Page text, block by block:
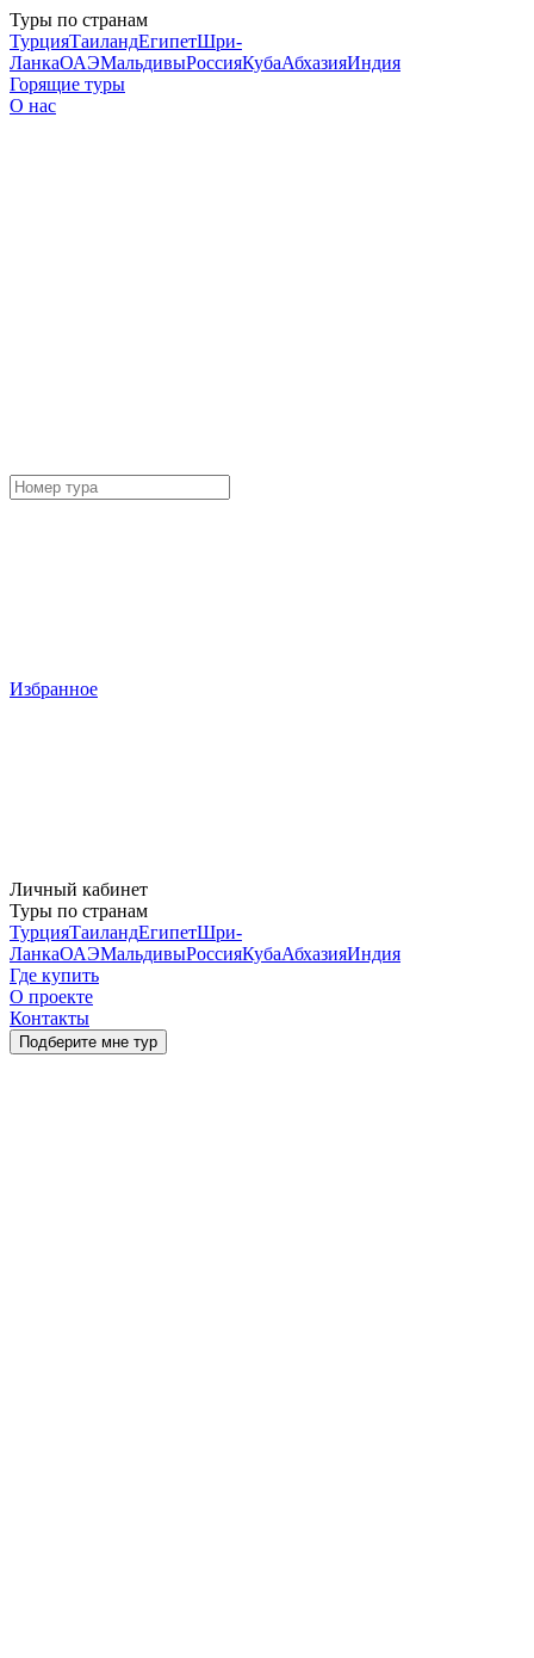
Туры по странам
ТурцияТаиландЕгипетШри-
ЛанкаОАЭМальдивыРоссияКубаАбхазияИндия
Горящие туры
О нас
Избранное
Личный кабинет
Туры по странам
ТурцияТаиландЕгипетШри-
ЛанкаОАЭМальдивыРоссияКубаАбхазияИндия
Где купить
О проекте
Контакты
Подберите мне тур